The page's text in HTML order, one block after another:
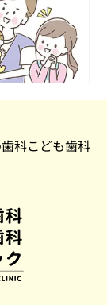
科こども歯科